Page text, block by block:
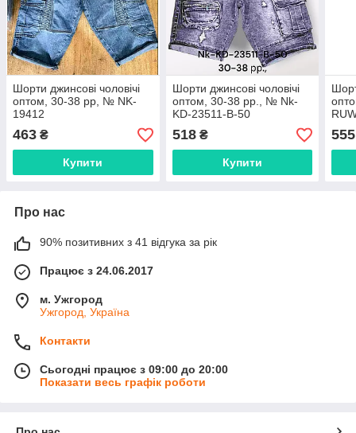
Шорти джинсові чоловічі
оптом, 30-38 рр, № NK-
19412
463 ₴
Купити
Шорти джинсові чоловічі
оптом, 30-38 рр., № Nk-
KD-23511-В-50
518₴
Купити
555
Про нас
90% позитивних з 41 відгука за рік
Працює з 24.06.2017
м. Ужгород
Ужгород, Україна
Контакти
Сьогодні працює з 09:00 до 20:00
Показати весь графік роботи